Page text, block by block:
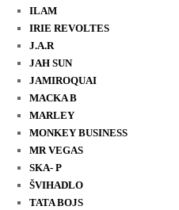
ILAM
IRIE REVOLTES
J.A.R
JAH SUN
JAMIROQUAI
MACKA B
MARLEY
MONKEY BUSINESS
MR VEGAS
SKA- P
ŠVIHADLO
TATA BOJS